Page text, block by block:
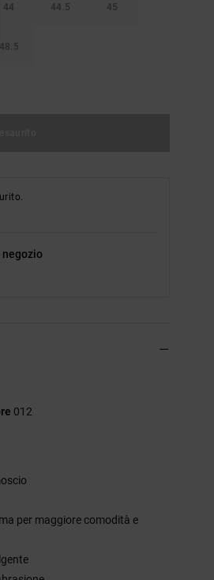
44 44.5 45
48.5
012
per maggiore comodità e